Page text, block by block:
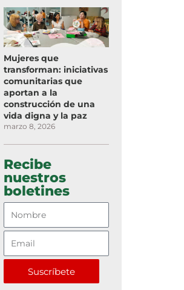
Mujeres que
transforman: iniciativas
comunitarias que
aportan a la
construcción de una
vida digna y la paz
marzo 8, 2026
Recibe
nuestros
boletines
Suscríbete